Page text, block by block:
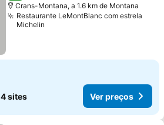
Crans-Montana, a 1.6 km de Montana
Restaurante LeMontBlanc com estrela
Michelin
4 sites Ver preços